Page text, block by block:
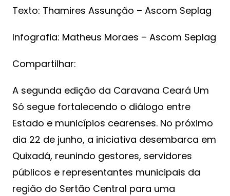
Texto: Thamires Assunção – Ascom Seplag
Infografia: Matheus Moraes – Ascom Seplag
Compartilhar:
A segunda edição da Caravana Ceará Um
Só segue fortalecendo o diálogo entre
Estado e municípios cearenses. No próximo
dia 22 de junho, a iniciativa desembarca em
Quixadá, reunindo gestores, servidores
públicos e representantes municipais da
região do Sertão Central para uma